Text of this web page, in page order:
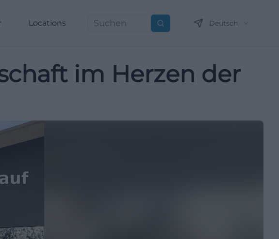
Locations Suchen Deutsch
im Herzen der